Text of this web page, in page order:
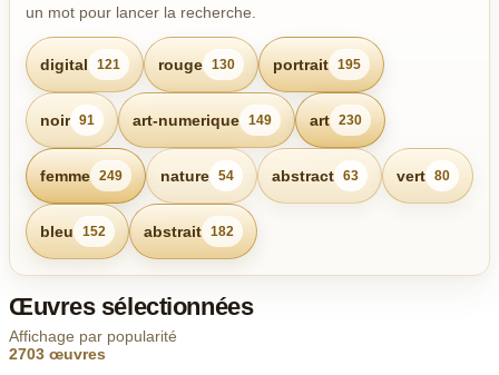
un mot pour lancer la recherche.
digital 121 rouge 130 portrait 195
noir 91 art-numerique 149 art 230
femme 249 nature 54 abstract 63 vert 80
bleu 152 abstrait 182
Œuvres sélectionnées
Affichage par popularité
2703 œuvres